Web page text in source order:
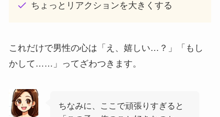
ちょっとリアクションを大きくする
これだけで男性の心は「え、嬉しい…？」「もし
かして……」ってざわつきます。
ちなみに、ここで頑張りすぎると